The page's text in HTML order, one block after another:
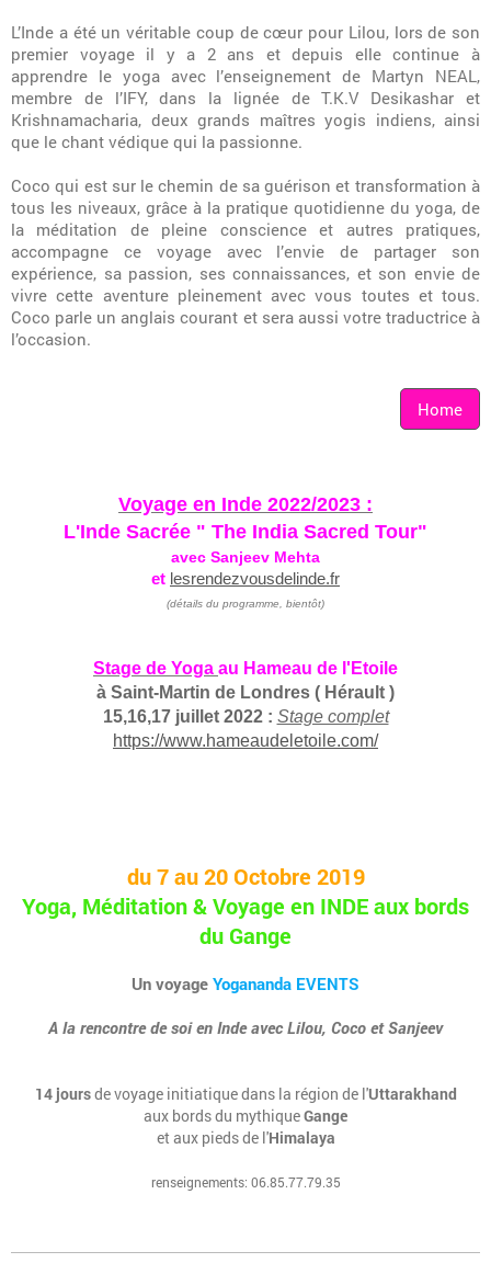
L’Inde a été un véritable coup de cœur pour Lilou, lors de son
premier voyage il y a 2 ans et depuis elle continue à
apprendre le yoga avec l’enseignement de Martyn NEAL,
membre de l’IFY, dans la lignée de T.K.V Desikashar et
Krishnamacharia, deux grands maîtres yogis indiens, ainsi
que le chant védique qui la passionne.
Coco qui est sur le chemin de sa guérison et transformation à
tous les niveaux, grâce à la pratique quotidienne du yoga, de
la méditation de pleine conscience et autres pratiques,
accompagne ce voyage avec l’envie de partager son
expérience, sa passion, ses connaissances, et son envie de
vivre cette aventure pleinement avec vous toutes et tous.
Coco parle un anglais courant et sera aussi votre traductrice à
l’occasion.
Home
Voyage en Inde 2022/2023 :
L'Inde Sacrée " The India Sacred Tour"
avec Sanjeev Mehta
et lesrendezvousdelinde.fr
(détails du programme, bientôt)
Stage de Yoga au Hameau de l'Etoile
à Saint-Martin de Londres ( Hérault )
15,16,17 juillet 2022 : Stage complet
https://www.hameaudeletoile.com/
du 7 au 20 Octobre 2019
Yoga, Méditation & Voyage en INDE aux bords
du Gange
Un voyage Yogananda EVENTS
A la rencontre de soi en Inde avec Lilou, Coco et Sanjeev
14 joursde voyage initiatique dans la région de l'Uttarakhand
aux bords du mythiqueGange
et aux pieds de l'Himalaya
renseignements: 06.85.77.79.35